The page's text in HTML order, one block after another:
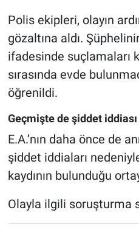
Polis ekipleri, olayın
gözaltına aldı.
ifadesinde suçlamaları
sırasında evde
öğrenildi.
Geçmişte de şiddet
E.A.’nın daha önce de
şiddet iddiaları
kaydının bulunduğu
Olayla ilgili soruşturma